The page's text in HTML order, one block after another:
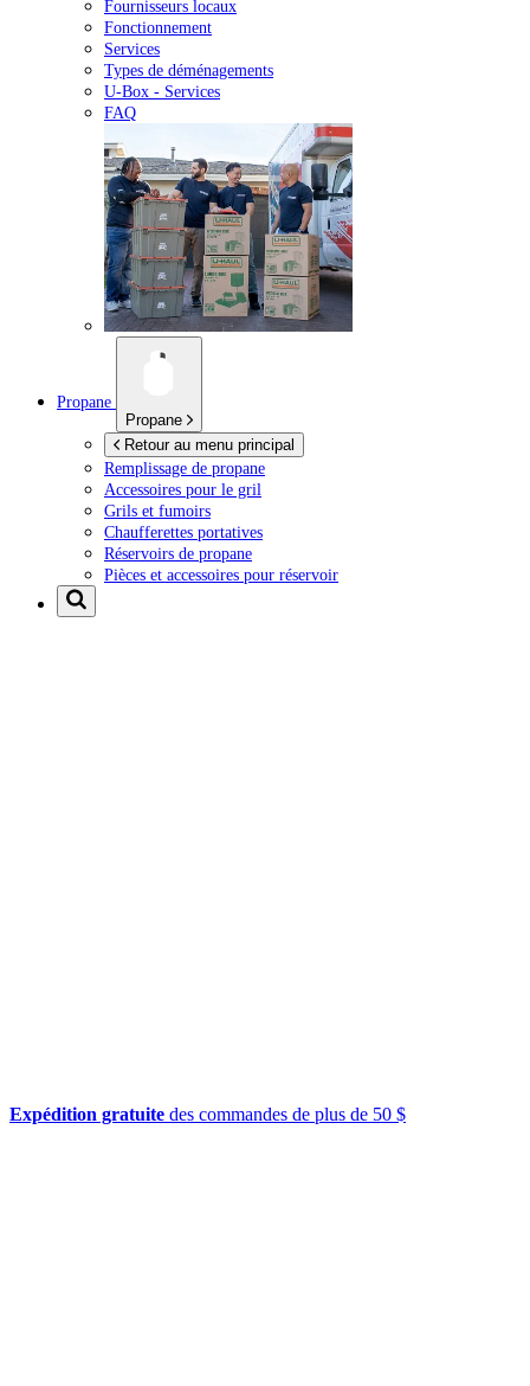
Fournisseurs locaux
Fonctionnement
Services
Types de déménagements
U-Box - Services
FAQ
Propane
Propane
Retour au menu principal
Remplissage de propane
Accessoires pour le gril
Grils et fumoirs
Chaufferettes portatives
Réservoirs de propane
Pièces et accessoires pour réservoir
Expédition gratuite des commandes de plus de 50 $